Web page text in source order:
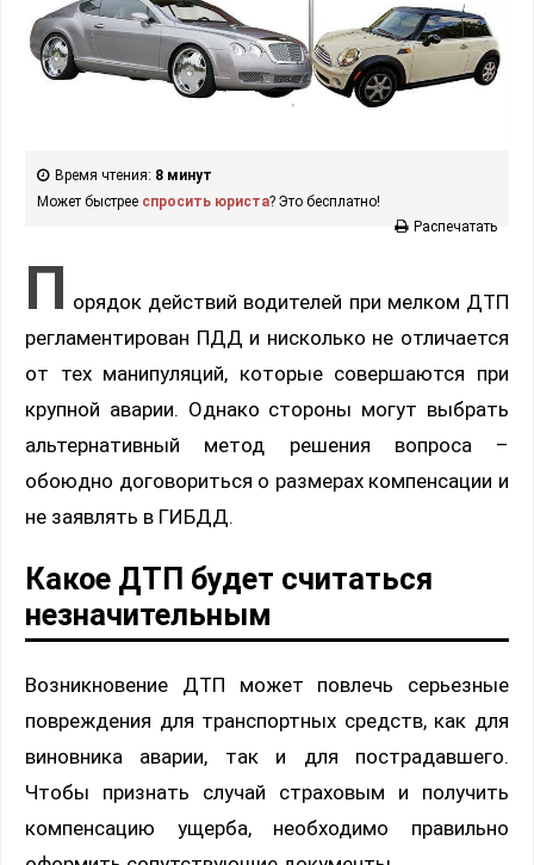
Время чтения: 8 минут
Может быстрее спросить юриста? Это бесплатно!
Распечатать
П орядок действий водителей при мелком ДТП
регламентирован ПДД и нисколько не отличается
от тех манипуляций, которые совершаются при
крупной аварии. Однако стороны могут выбрать
альтернативный метод решения вопроса –
обоюдно договориться о размерах компенсации и
не заявлять в ГИБДД.
Какое ДТП будет считаться
незначительным
Возникновение ДТП может повлечь серьезные
повреждения для транспортных средств, как для
виновника аварии, так и для пострадавшего.
Чтобы признать случай страховым и получить
компенсацию ущерба, необходимо правильно